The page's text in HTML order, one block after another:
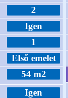
2
Igen
1
Első emelet
54 m2
Igen